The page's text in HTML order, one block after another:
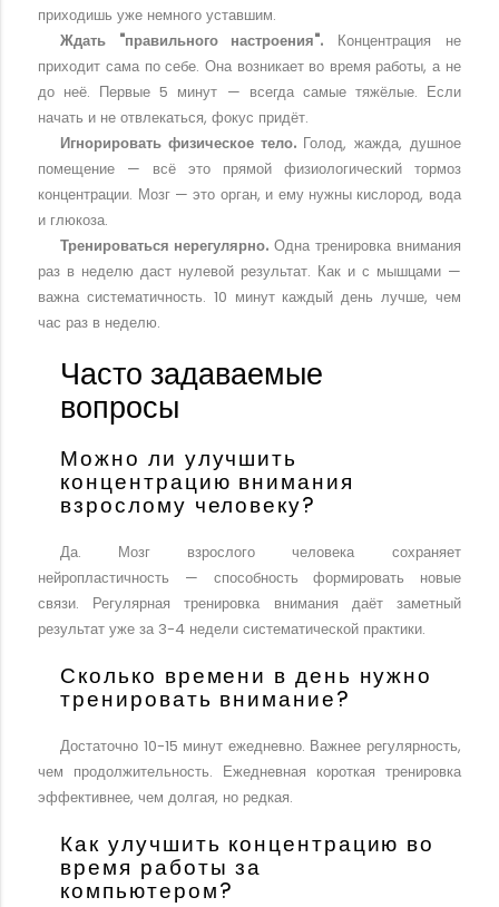
приходишь уже немного уставшим.
Ждать "правильного настроения". Концентрация не
приходит сама по себе. Она возникает во время работы, а не
до неё. Первые 5 минут — всегда самые тяжёлые. Если
начать и не отвлекаться, фокус придёт.
Игнорировать физическое тело.Голод, жажда, душное
помещение — всё это прямой физиологический тормоз
концентрации. Мозг — это орган, и ему нужны кислород, вода
и глюкоза.
Тренироваться нерегулярно. Одна тренировка внимания
раз в неделю даст нулевой результат. Как и с мышцами —
важна систематичность. 10 минут каждый день лучше, чем
час раз в неделю.
Часто задаваемые
вопросы
Можно ли улучшить
концентрацию внимания
взрослому человеку?
Да. Мозг взрослого человека сохраняет
нейропластичность — способность формировать новые
связи. Регулярная тренировка внимания даёт заметный
результат уже за 3-4 недели систематической практики.
Сколько времени в день нужно
тренировать внимание?
Достаточно 10-15 минут ежедневно. Важнее регулярность,
чем продолжительность. Ежедневная короткая тренировка
эффективнее, чем долгая, но редкая.
Как улучшить концентрацию во
время работы за
компьютером?